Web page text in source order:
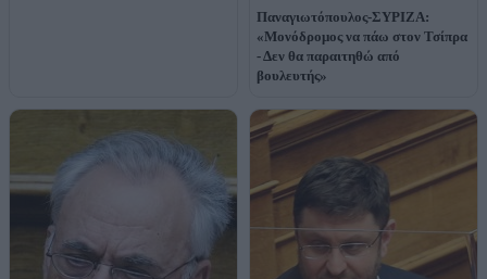
Παναγιωτόπουλος-ΣΥΡΙΖΑ:
«Μονόδρομος να πάω στον Τσίπρα
- Δεν θα παραιτηθώ από
βουλευτής»